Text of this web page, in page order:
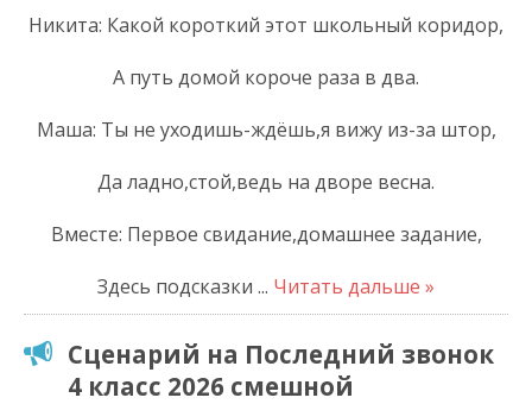
Никита: Какой короткий этот школьный коридор,
А путь домой короче раза в два.
Маша: Ты не уходишь-ждёшь,я вижу из-за штор,
Да ладно,стой,ведь на дворе весна.
Вместе: Первое свидание,домашнее задание,
Здесь подсказки ... Читать дальше »
Сценарий на Последний звонок
4 класс 2026 смешной